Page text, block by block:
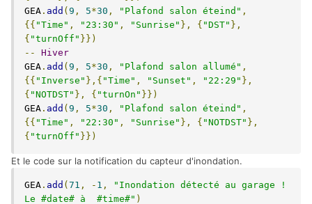
GEA . add ( 9 , 5*30 , "Plafond salon éteind" ,
{{ "Time" , "23:30" , "Sunrise" }, { "DST" },
{ "turnOff" }})
--
Hiver
GEA . add ( 9 , 5*30 , "Plafond salon allumé" ,
{{ "Inverse" },{ "Time" , "Sunset" , "22:29" },
{ "NOTDST" }, { "turnOn" }})
GEA . add ( 9 , 5*30 , "Plafond salon éteind" ,
{{ "Time" , "22:30" , "Sunrise" }, { "NOTDST" },
{ "turnOff" }})
Et le code sur la notification du capteur d'inondation.
GEA . add ( 71 , - 1 ,
"Inondation détecté au garage !
Le #date# à  #time#" )